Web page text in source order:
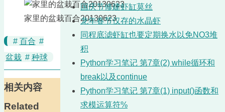
家里的盆栽百合20130623
# 百合 #
盆栽 # 种球
相关内容
Related
国庆节修建虾缸莫丝
龙年春节仅存的水晶虾
同程底滤虾缸也要定期换水以免NO3堆
积
Python学习笔记 第7章(2) while循环和
break以及continue
Python学习笔记 第7章(1) input()函数和
求模运算符%